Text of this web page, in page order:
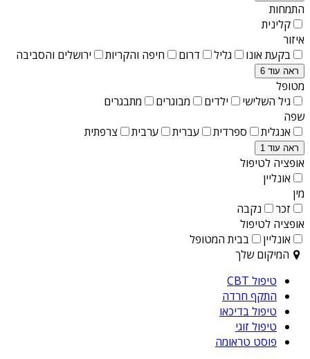
התמחות
קלינית
איזור
בקעת אונו
גליל דרום חיפה והקריות ירושלים והסביבה
ראה עוד 6
מטופל
גיל השלישי
ילדים מבוגרים
מתבגרים
שפה
אנגלית
ספרדית עברית ערבית צרפתית
ראה עוד 1
אופציה לטיפול
אונליין
מין
זכר
נקבה
אופציה לטיפול
אונליין
בבית המטופל
המיקום שלך
טיפול CBT
התקף חרדה
טיפול בדיכאו
טיפול זוגי
פוסט טראומה